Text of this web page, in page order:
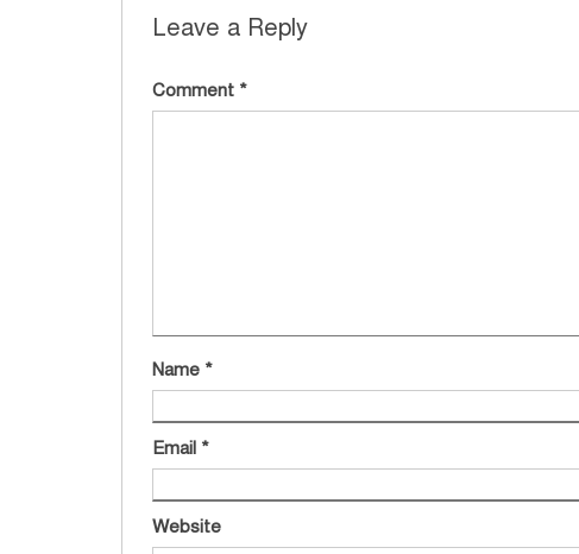
Leave a Reply
Comment *
Name *
Email *
Website